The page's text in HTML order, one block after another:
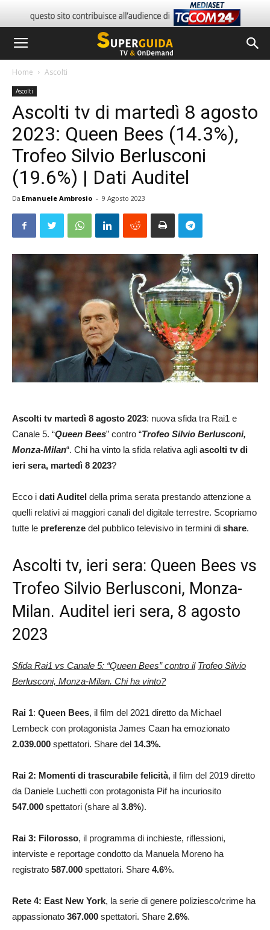
Home Ascolti
Ascolti
Ascolti tv di martedì 8 agosto
2023: Queen Bees (14.3%),
Trofeo Silvio Berlusconi
(19.6%) | Dati Auditel
Da Emanuele Ambrosio - 9 Agosto 2023
Ascolti tv martedì 8 agosto 2023: nuova sfida tra Rai1 e
Canale 5. “Queen Bees” contro “Trofeo Silvio Berlusconi,
Monza-Milan“. Chi ha vinto la sfida relativa agli ascolti tv di
ieri sera, martedì 8 2023?
Ecco i dati Auditel della prima serata prestando attenzione a
quelli relativi ai maggiori canali del digitale terrestre. Scopriamo
tutte le preferenze del pubblico televisivo in termini di share.
Ascolti tv, ieri sera: Queen Bees vs
Trofeo Silvio Berlusconi, Monza-
Milan. Auditel ieri sera, 8 agosto
2023
Sfida Rai1 vs Canale 5: “Queen Bees” contro il Trofeo Silvio
Berlusconi, Monza-Milan. Chi ha vinto?
Rai 1: Queen Bees, il film del 2021 diretto da Michael
Lembeck con protagonista James Caan ha emozionato
2.039.000 spettatori. Share del 14.3%.
Rai 2: Momenti di trascurabile felicità, il film del 2019 diretto
da Daniele Luchetti con protagonista Pif ha incuriosito
547.000 spettatori (share al 3.8%).
Rai 3: Filorosso, il programma di inchieste, riflessioni,
interviste e reportage condotto da Manuela Moreno ha
registrato 587.000 spettatori. Share 4.6%.
Rete 4: East New York, la serie di genere poliziesco/crime ha
appassionato 367.000 spettatori. Share 2.6%.